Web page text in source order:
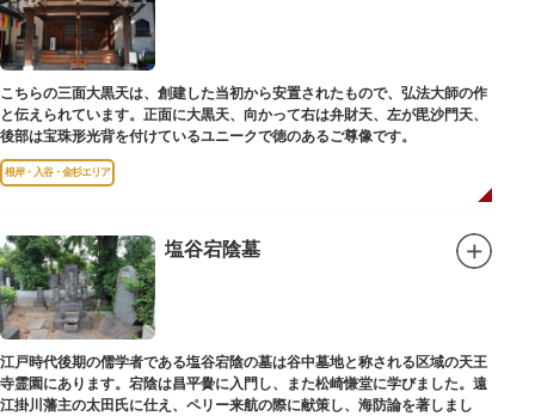
こちらの三面大黒天は、創建した当初から安置されたもので、弘法大師の作
と伝えられています。正面に大黒天、向かって右は弁財天、左が毘沙門天、
後部は宝珠形光背を付けているユニークで徳のあるご尊像です。
根岸・入谷・金杉エリア
塩谷宕陰墓
江戸時代後期の儒学者である塩谷宕陰の墓は谷中墓地と称される区域の天王
寺霊園にあります。宕陰は昌平黌に入門し、また松崎慊堂に学びました。遠
江掛川藩主の太田氏に仕え、ペリー来航の際に献策し、海防論を著しまし